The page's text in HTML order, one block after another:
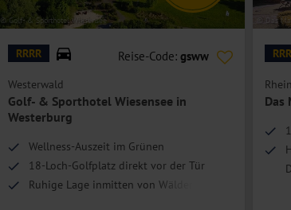
© Golf- & Sporthotel Wiesensee
RRRR Reise-Code: gsww
Westerwald
Golf- & Sporthotel Wiesensee in
Westerburg
Wellness-Auszeit im Grünen
18-Loch-Golfplatz direkt vor der Tür
Ruhige Lage inmitten von Wäldern, Seen
© Das
Das